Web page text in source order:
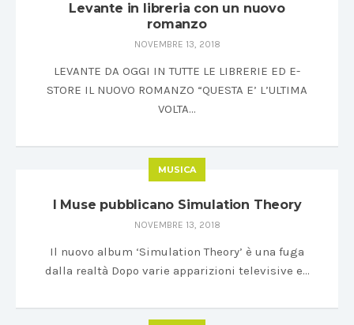
Levante in libreria con un nuovo
romanzo
NOVEMBRE 13, 2018
LEVANTE DA OGGI IN TUTTE LE LIBRERIE ED E-
STORE IL NUOVO ROMANZO “QUESTA E’ L’ULTIMA
VOLTA…
MUSICA
I Muse pubblicano Simulation Theory
NOVEMBRE 13, 2018
Il nuovo album ‘Simulation Theory’ è una fuga
dalla realtà Dopo varie apparizioni televisive e…